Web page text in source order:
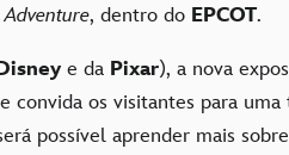
Adventure, dentro do EPCOT.
e da Pixar), a nova
convida os visitantes para uma
possível aprender mais